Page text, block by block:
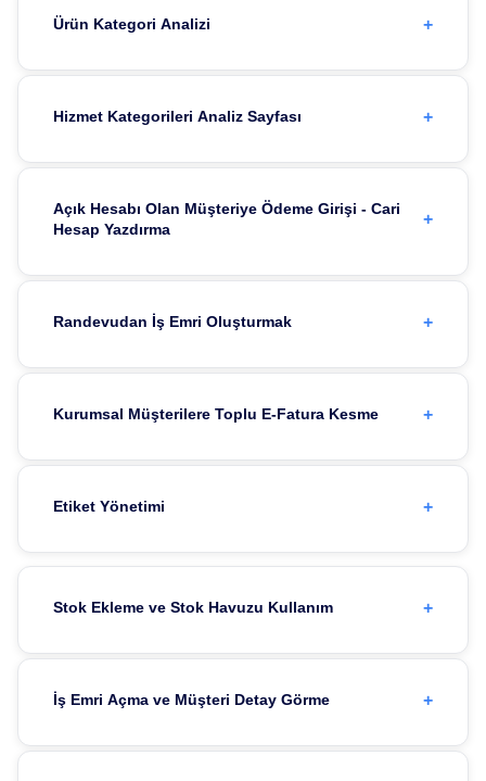
Ürün Kategori Analizi +
Hizmet Kategorileri Analiz Sayfası +
Açık Hesabı Olan Müşteriye Ödeme Girişi - Cari
Hesap Yazdırma
+
Randevudan İş Emri Oluşturmak +
Kurumsal Müşterilere Toplu E-Fatura Kesme +
Etiket Yönetimi +
Stok Ekleme ve Stok Havuzu Kullanım +
İş Emri Açma ve Müşteri Detay Görme +